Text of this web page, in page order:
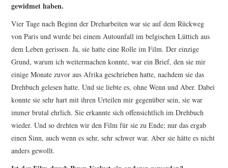
gewidmet haben.
Vier Tage nach Beginn der Dreharbeiten war sie auf dem Rückweg
von Paris und wurde bei einem Autounfall im belgischen Lüttich aus
dem Leben gerissen. Ja, sie hatte eine Rolle im Film. Der einzige
Grund, warum ich weitermachen konnte, war ein Brief, den sie mir
einige Monate zuvor aus Afrika geschrieben hatte, nachdem sie das
Drehbuch gelesen hatte. Und sie liebte es, ohne Wenn und Aber. Dabei
konnte sie sehr hart mit ihren Urteilen mir gegenüber sein, sie war
immer brutal ehrlich. Sie erkannte sich offensichtlich im Drehbuch
wieder. Und so drehten wir den Film für sie zu Ende; nur das ergab
einen Sinn, auch wenn es sehr, sehr schwer war. Aber sie hätte es nicht
anders gewollt.